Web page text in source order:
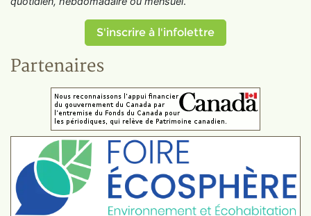
S'inscrire à l'infolettre
Partenaires